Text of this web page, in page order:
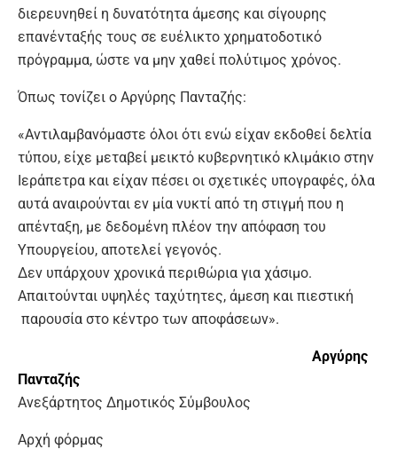
διερευνηθεί η δυνατότητα άμεσης και σίγουρης
επανένταξής τους σε ευέλικτο χρηματοδοτικό
πρόγραμμα, ώστε να μην χαθεί πολύτιμος χρόνος.
Όπως τονίζει ο Αργύρης Πανταζής:
«Αντιλαμβανόμαστε όλοι ότι ενώ είχαν εκδοθεί δελτία
τύπου, είχε μεταβεί μεικτό κυβερνητικό κλιμάκιο στην
Ιεράπετρα και είχαν πέσει οι σχετικές υπογραφές, όλα
αυτά αναιρούνται εν μία νυκτί από τη στιγμή που η
απένταξη, με δεδομένη πλέον την απόφαση του
Υπουργείου, αποτελεί γεγονός.
Δεν υπάρχουν χρονικά περιθώρια για χάσιμο.
Απαιτούνται υψηλές ταχύτητες, άμεση και πιεστική
παρουσία στο κέντρο των αποφάσεων».
Αργύρης
Πανταζής
Ανεξάρτητος Δημοτικός Σύμβουλος
Αρχή φόρμας